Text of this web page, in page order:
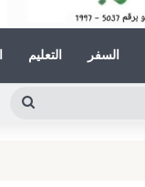
السفر التعليم